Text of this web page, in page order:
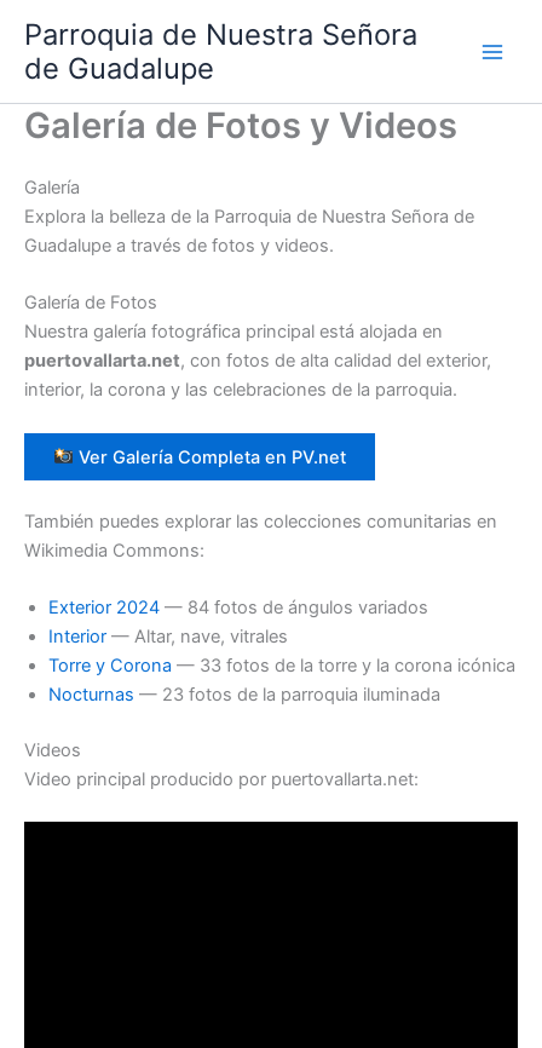
contenido
Parroquia de Nuestra Señora
de Guadalupe
Galería de Fotos y Videos
Galería
Explora la belleza de la Parroquia de Nuestra Señora de
Guadalupe a través de fotos y videos.
Galería de Fotos
Nuestra galería fotográfica principal está alojada en
puertovallarta.net, con fotos de alta calidad del exterior,
interior, la corona y las celebraciones de la parroquia.
Ver Galería Completa en PV.net
También puedes explorar las colecciones comunitarias en
Wikimedia Commons:
Exterior 2024 — 84 fotos de ángulos variados
Interior — Altar, nave, vitrales
Torre y Corona — 33 fotos de la torre y la corona icónica
Nocturnas — 23 fotos de la parroquia iluminada
Videos
Video principal producido por puertovallarta.net: